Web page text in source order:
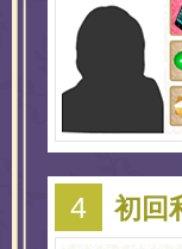
初回